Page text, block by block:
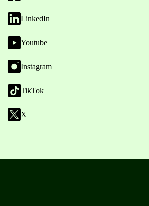
LinkedIn
Youtube
Instagram
TikTok
X